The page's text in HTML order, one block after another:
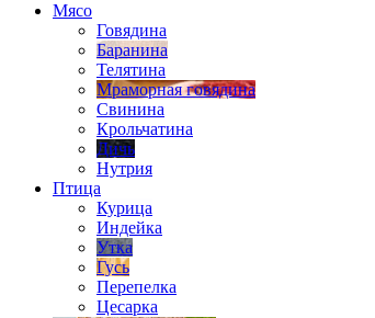
Мясо
Говядина
Баранина
Телятина
Мраморная говядина
Свинина
Крольчатина
Дичь
Нутрия
Птица
Курица
Индейка
Утка
Гусь
Перепелка
Цесарка